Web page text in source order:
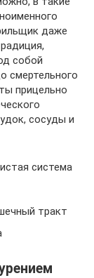
даже
собой
смертельного
прицельно
сосуды и
система
тракт